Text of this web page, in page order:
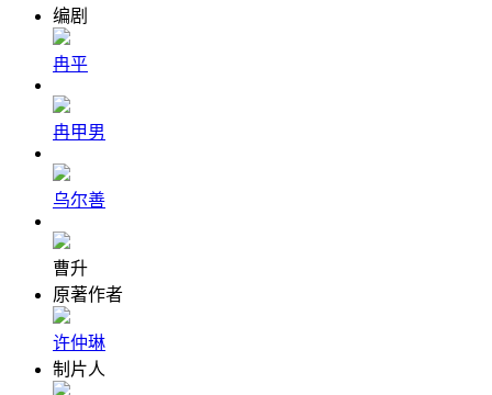
编剧
冉平
冉甲男
乌尔善
曹升
原著作者
许仲琳
制片人